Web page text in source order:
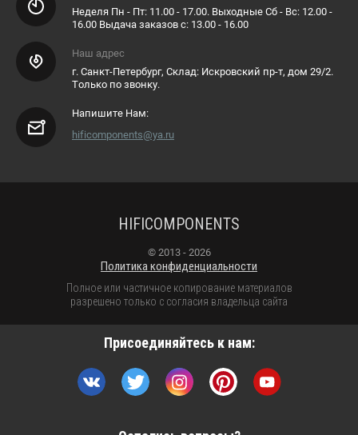
Неделя Пн - Пт: 11.00 - 17.00. Выходные Сб - Вс: 12.00 -
16.00 Выдача заказов с: 13.00 - 16.00
Наш адрес
г. Санкт-Петербург, Склад: Искровский пр-т, дом 29/2.
Только по звонку.
Напишите Нам:
hificomponents@ya.ru
HIFICOMPONENTS
© 2013 - 2026
Политика конфиденциальности
Полное или частичное копирование материалов
разрешено только с согласия владельца сайта
Присоединяйтесь к нам: